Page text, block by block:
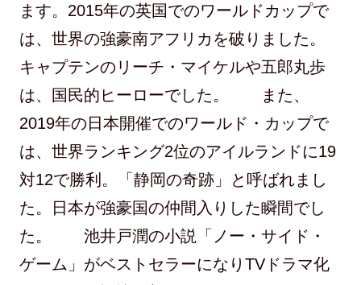
ます。2015年の英国でのワールドカップで
は、世界の強豪南アフリカを破りました。
キャプテンのリーチ・マイケルや五郎丸歩
は、国民的ヒーローでした。 また、
2019年の日本開催でのワールド・カップで
は、世界ランキング2位のアイルランドに19
対12で勝利。「静岡の奇跡」と呼ばれまし
た。日本が強豪国の仲間入りした瞬間でし
た。 池井戸潤の小説「ノー・サイド・
ゲーム」がベストセラーになりTVドラマ化